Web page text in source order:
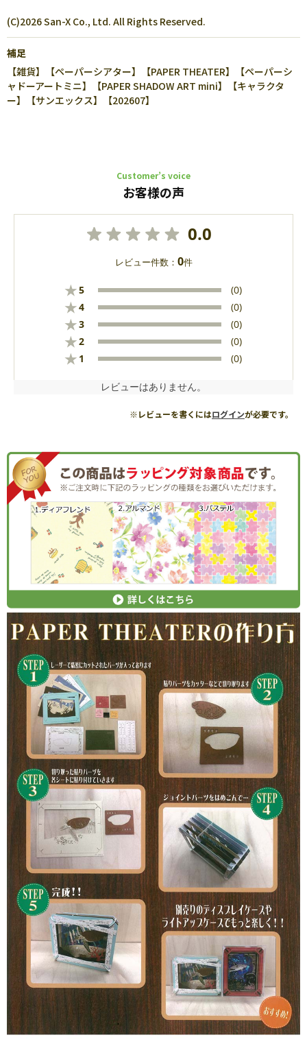
(C)2026 San-X Co., Ltd. All Rights Reserved.
補足
【雑貨】【ペーパーシアター】【PAPER THEATER】【ペーパーシ
ャドーアートミニ】【PAPER SHADOW ART mini】【キャラクタ
ー】【サンエックス】【202607】
Customer’s voice
お客様の声
0.0
レビュー件数： 0件
★5 (0)
★4 (0)
★3 (0)
★2 (0)
★ 1 (0)
レビューはありません。
※レビューを書くにはログインが必要です。